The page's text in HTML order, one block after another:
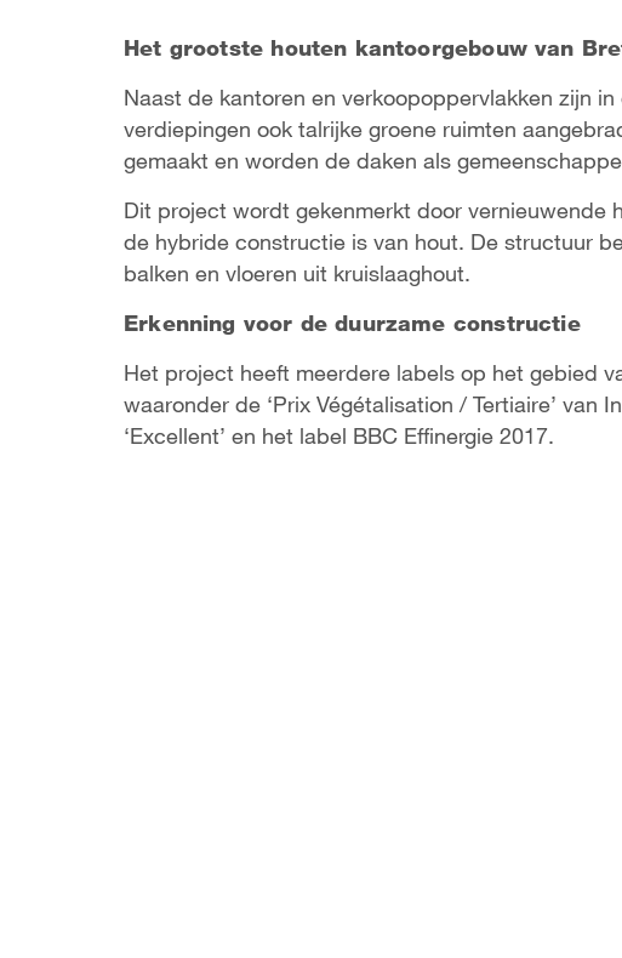
Het grootste houten kantoorgebouw van
Naast de kantoren en verkoopoppervlakken zijn
verdiepingen ook talrijke groene ruimten
gemaakt en worden de daken als
Dit project wordt gekenmerkt door vernieuwende
de hybride constructie is van hout. De structuur
balken en vloeren uit kruislaaghout.
Erkenning voor de duurzame constructie
Het project heeft meerdere labels op het gebied
waaronder de ‘Prix Végétalisation / Tertiaire’ van
‘Excellent’ en het label BBC Effinergie 2017.